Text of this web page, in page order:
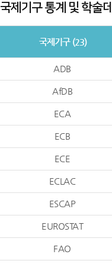
국제기구 통계 및 학술
국제기구 (23)
ADB
AfDB
ECA
ECB
ECE
ECLAC
ESCAP
EUROSTAT
FAO